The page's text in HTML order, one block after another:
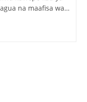
na maafisa wa…